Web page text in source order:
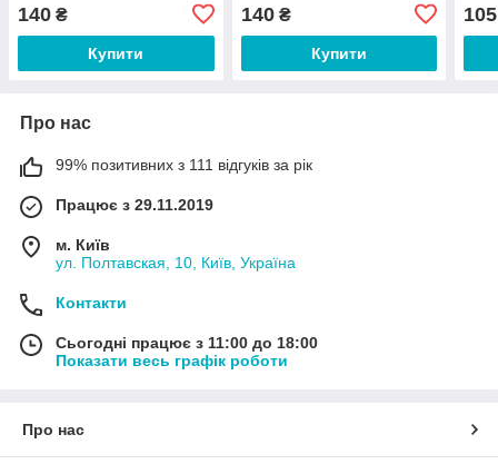
Бетонозмішувач
140 ₴
Купити
140₴
Купити
105
Про нас
99% позитивних з 111 відгуків за рік
Працює з 29.11.2019
м. Київ
ул. Полтавская, 10, Київ, Україна
Контакти
Сьогодні працює з 11:00 до 18:00
Показати весь графік роботи
Про нас